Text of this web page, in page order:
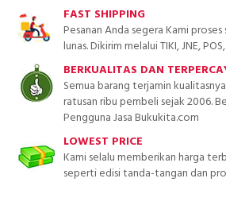
FAST SHIPPING
Pesanan Anda segera Kami
lunas. Dikirim melalui TIKI, JNE,
BERKUALITAS DAN
Semua barang terjamin
ratusan ribu pembeli sejak 2006.
Pengguna Jasa Bukukita.com
LOWEST PRICE
Kami selalu memberikan harga
seperti edisi tanda-tangan dan